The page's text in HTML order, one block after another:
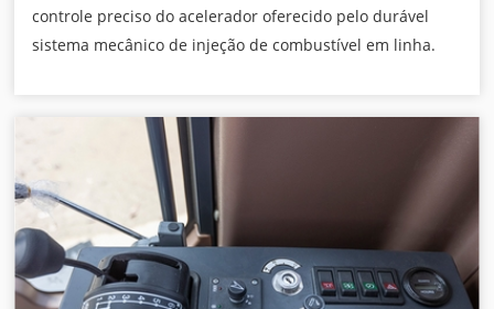
controle preciso do acelerador oferecido pelo durável
sistema mecânico de injeção de combustível em linha.